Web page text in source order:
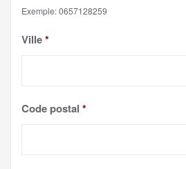
Exemple: 0657128259
Ville*
Code postal *